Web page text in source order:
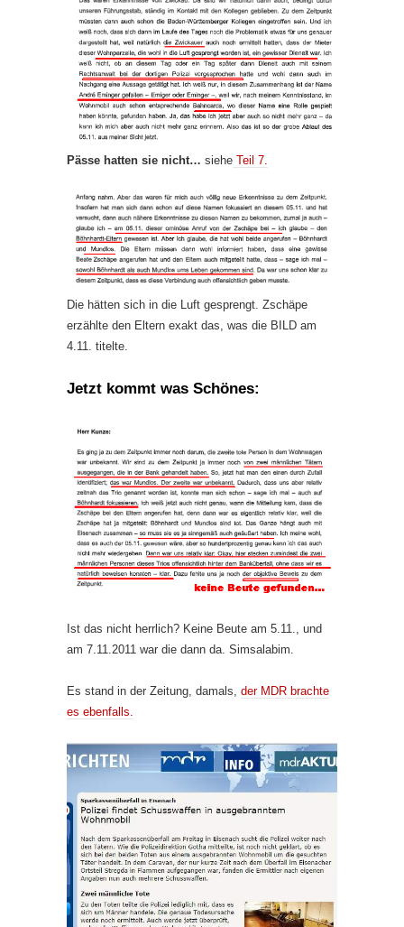
Pässe hatten sie nicht… siehe Teil 7.
Die hätten sich in die Luft gesprengt. Zschäpe
erzählte den Eltern exakt das, was die BILD am
4.11. titelte.
Jetzt kommt was Schönes:
Ist das nicht herrlich? Keine Beute am 5.11., und
am 7.11.2011 war die dann da. Simsalabim.
Es stand in der Zeitung, damals, der MDR brachte
es ebenfalls.